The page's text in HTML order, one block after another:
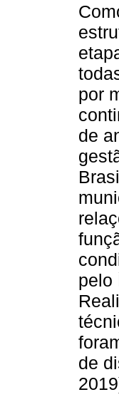
por
de
pelo
de